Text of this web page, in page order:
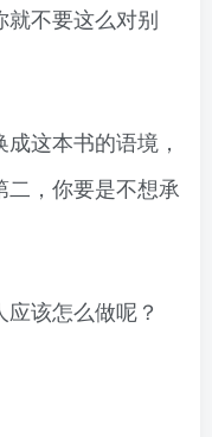
不要这么对别
这本书的语境，
，你要是不想承
该怎么做呢？